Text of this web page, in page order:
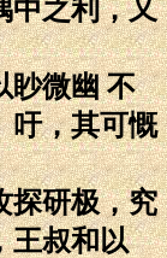
中之利，又
眇微幽 不
吁，其可慨
探研极，究
王叔和以